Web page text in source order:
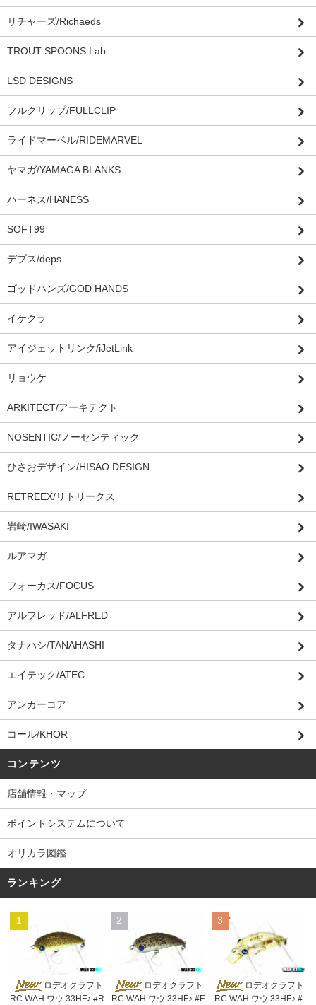
リチャーズ/Richaeds
TROUT SPOONS Lab
LSD DESIGNS
フルクリップ/FULLCLIP
ライドマーベル/RIDEMARVEL
ヤマガ/YAMAGA BLANKS
ハーネス/HANESS
SOFT99
デプス/deps
ゴッドハンズ/GOD HANDS
イケクラ
アイジェットリンク/iJetLink
リョウケ
ARKITECT/アーキテクト
NOSENTIC/ノーセンティック
ひさおデザイン/HISAO DESIGN
RETREEX/リトリークス
岩崎/IWASAKI
ルアマガ
フォーカス/FOCUS
アルフレッド/ALFRED
タナハシ/TANAHASHI
エイテック/ATEC
アンカーコア
コール/KHOR
コンテンツ
店舗情報・マップ
ポイントシステムについて
オリカラ図鑑
ランキング
1
ロデオクラフト
RC WAH ワウ 33HF♪ #R
2
ロデオクラフト
RC WAH ワウ 33HF♪ #F
3
ロデオクラフト
RC WAH ワウ 33HF♪ #